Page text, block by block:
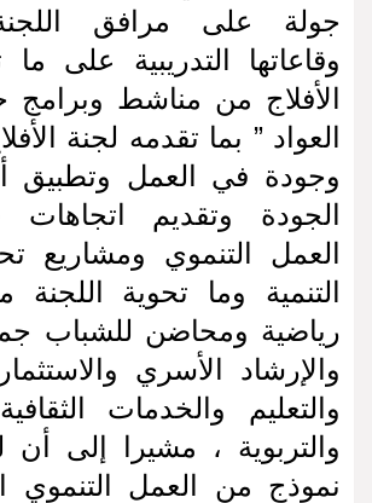
جولة على مرافق
وقاعاتها التدريبية على
الأفلاج من مناشط
العواد ” بما تقدمه لجنة
وجودة في العمل وتطبيق
الجودة وتقديم
العمل التنموي ومشاريع
التنمية وما تحوية
رياضية ومحاضن للشباب
والإرشاد الأسري
والتعليم والخدمات
والتربوية ، مشيرا إلى أن
نموذج من العمل التنموي